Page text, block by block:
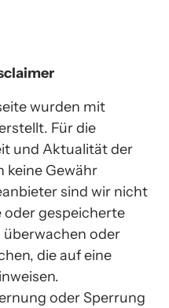
wurden mit
Für die
und Aktualität der
keine Gewähr
sind wir nicht
gespeicherte
oder
die auf eine
oder Sperrung